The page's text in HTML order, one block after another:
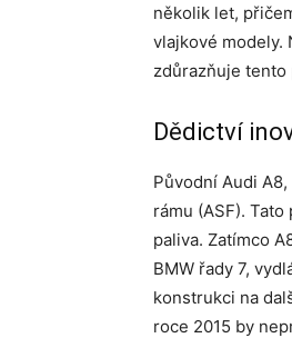
několik let,
vlajkové modely.
zdůrazňuje tento
Dědictví
Původní Audi
rámu (ASF).
paliva. Zatímco
BMW řady 7,
konstrukci na
roce 2015 by